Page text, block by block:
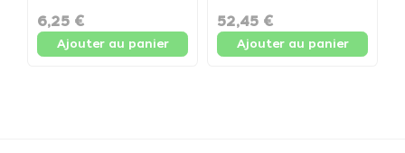
6,25 €
Ajouter au panier
52,45 €
Ajouter au panier